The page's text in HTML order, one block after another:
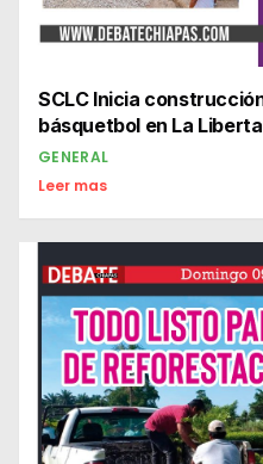
SCLC Inicia
básquetbol en La
GENERAL
Leer mas